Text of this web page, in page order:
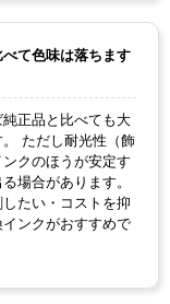
て色味は落ちます
正品と比べても大
ただし耐光性（飾
クのほうが安定す
場合があります。
たい・コストを抑
ンクがおすすめで